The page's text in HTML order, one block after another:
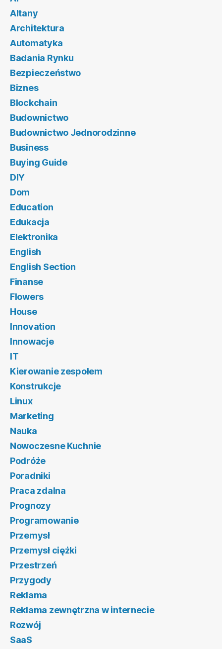
Altany
Architektura
Automatyka
Badania Rynku
Bezpieczeństwo
Biznes
Blockchain
Budownictwo
Budownictwo Jednorodzinne
Business
Buying Guide
DIY
Dom
Education
Edukacja
Elektronika
English
English Section
Finanse
Flowers
House
Innovation
Innowacje
IT
Kierowanie zespołem
Konstrukcje
Linux
Marketing
Nauka
Nowoczesne Kuchnie
Podróże
Poradniki
Praca zdalna
Prognozy
Programowanie
Przemysł
Przemysł ciężki
Przestrzeń
Przygody
Reklama
Reklama zewnętrzna w internecie
Rozwój
SaaS